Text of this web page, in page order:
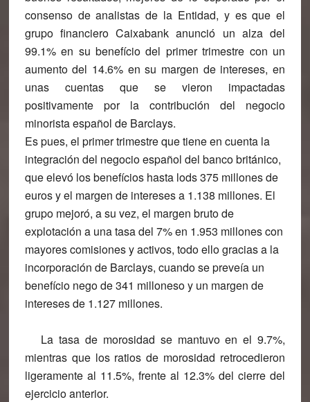
consenso de analistas de la Entidad, y es que el
grupo financiero Caixabank anunció un alza del
99.1% en su benefício del primer trimestre con un
aumento del 14.6% en su margen de intereses, en
unas cuentas que se vieron impactadas
positivamente por la contribución del negocio
minorista español de Barclays.
Es pues, el primer trimestre que tiene en cuenta la
integración del negocio español del banco británico,
que elevó los benefícios hasta lods 375 millones de
euros y el margen de intereses a 1.138 millones. El
grupo mejoró, a su vez, el margen bruto de
explotación a una tasa del 7% en 1.953 millones con
mayores comisiones y activos, todo ello gracias a la
incorporación de Barclays, cuando se preveía un
benefício nego de 341 milloneso y un margen de
intereses de 1.127 millones.
La tasa de morosidad se mantuvo en el 9.7%,
mientras que los ratios de morosidad retrocedieron
ligeramente al 11.5%, frente al 12.3% del cierre del
ejercicio anterior.